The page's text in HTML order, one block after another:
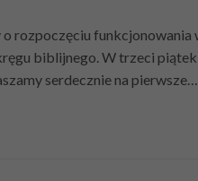
rozpoczęciu funkcjonowania
biblijnego. W trzeci piątek
serdecznie na pierwsze…